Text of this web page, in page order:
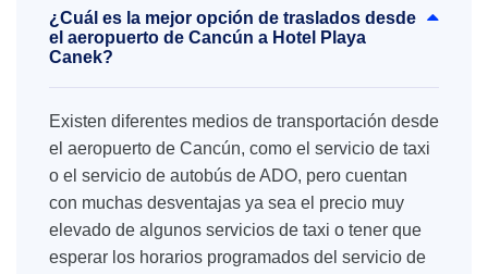
¿Cuál es la mejor opción de traslados desde
el aeropuerto de Cancún a Hotel Playa
Canek?
Existen diferentes medios de transportación desde
el aeropuerto de Cancún, como el servicio de taxi
o el servicio de autobús de ADO, pero cuentan
con muchas desventajas ya sea el precio muy
elevado de algunos servicios de taxi o tener que
esperar los horarios programados del servicio de